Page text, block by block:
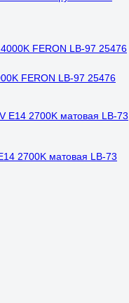
FERON LB-97 25476
2700K матовая LB-73